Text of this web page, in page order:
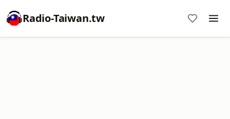
Radio-Taiwan.tw